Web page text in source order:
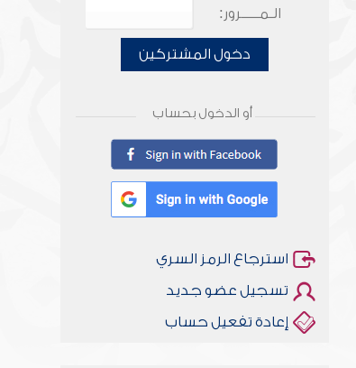
الـمـــــرور:
دخول المشتركين
أو الدخول بحساب
استرجاع الرمز السري
تسجيل عضو جديد
إعادة تفعيل حساب